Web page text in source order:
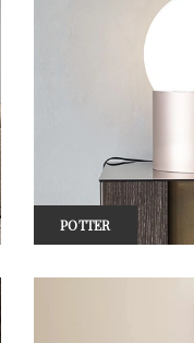
POTTER